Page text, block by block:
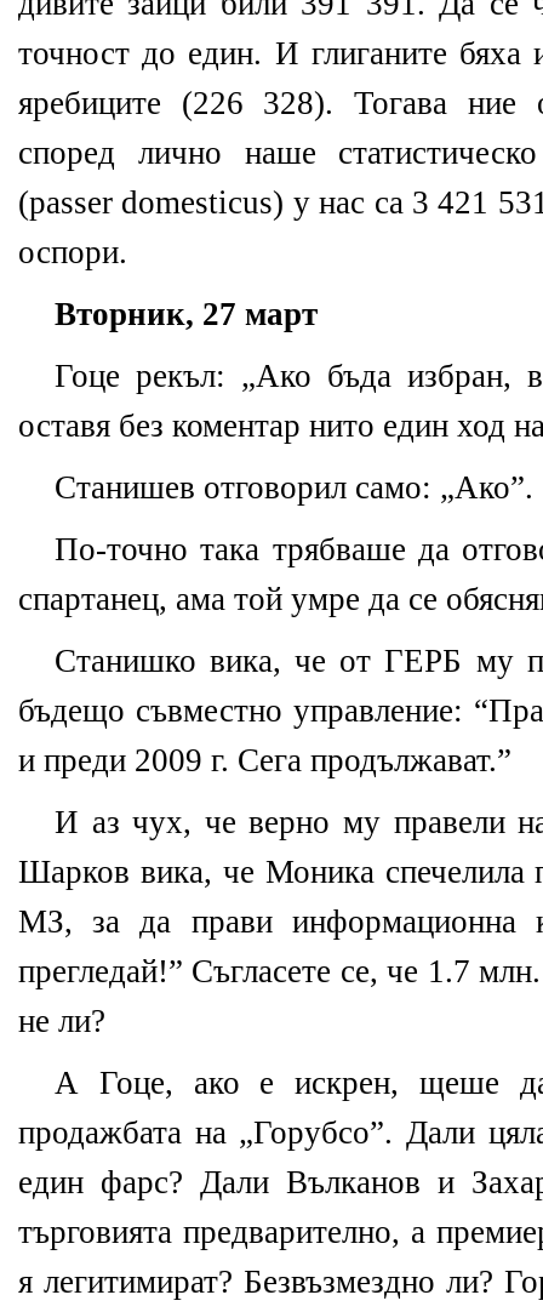
точност до един. И глиганите
яребиците (226 328). Тогава ние
според лично наше статистическо
(passer domesticus) у нас са 3 421
оспори.
Вторник, 27 март
Гоце рекъл: „Ако бъда избран,
оставя без коментар нито един ход
Станишев отговорил само: „Ако”.
По-точно така трябваше да
спартанец, ама той умре да се
Станишко вика, че от ГЕРБ му
бъдещо съвместно управление:
и преди 2009 г. Сега продължават.”
И аз чух, че верно му правели
Шарков вика, че Моника спечелила
МЗ, за да прави информационна
прегледай!” Съгласете се, че 1.7
не ли?
А Гоце, ако е искрен, щеше
продажбата на „Горубсо”. Дали
един фарс? Дали Вълканов и
търговията предварително, а
я легитимират? Безвъзмездно ли?